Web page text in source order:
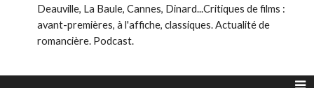
Deauville, La Baule, Cannes, Dinard...Critiques de films :
avant-premières, à l'affiche, classiques. Actualité de
romancière. Podcast.